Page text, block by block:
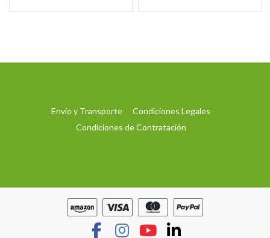
Envío y Transporte
Condiciones Legales
Condiciones de Contratación